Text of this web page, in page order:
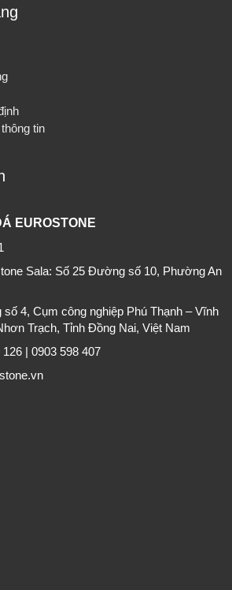
tin
EUROSTONE
Sala: Số 25 Đường số 10, Phường An
4, Cụm công nghiệp Phú Thạnh – Vĩnh
Trạch, Tỉnh Đồng Nai, Việt Nam
| 0903 598 407